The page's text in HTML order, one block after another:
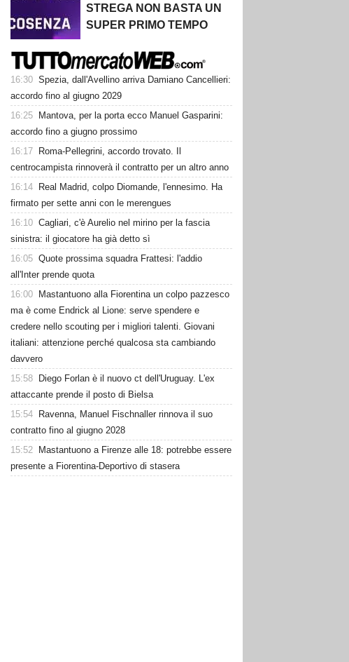
STREGA NON BASTA UN
SUPER PRIMO TEMPO
16:30 Spezia, dall'Avellino arriva Damiano Cancellieri:
accordo fino al giugno 2029
16:25
Mantova, per la porta ecco Manuel Gasparini:
accordo fino a giugno prossimo
16:17
Roma-Pellegrini, accordo trovato. Il
centrocampista rinnoverà il contratto per un altro anno
16:14
Real Madrid, colpo Diomande, l'ennesimo. Ha
firmato per sette anni con le merengues
16:10 Cagliari, c'è Aurelio nel mirino per la fascia
sinistra: il giocatore ha già detto sì
16:05 Quote prossima squadra Frattesi: l'addio
all'Inter prende quota
16:00
Mastantuono alla Fiorentina un colpo pazzesco
ma è come Endrick al Lione: serve spendere e
credere nello scouting per i migliori talenti. Giovani
italiani: attenzione perché qualcosa sta cambiando
davvero
15:58
Diego Forlan è il nuovo ct dell'Uruguay. L'ex
attaccante prende il posto di Bielsa
15:54
Ravenna, Manuel Fischnaller rinnova il suo
contratto fino al giugno 2028
15:52
Mastantuono a Firenze alle 18: potrebbe essere
presente a Fiorentina-Deportivo di stasera